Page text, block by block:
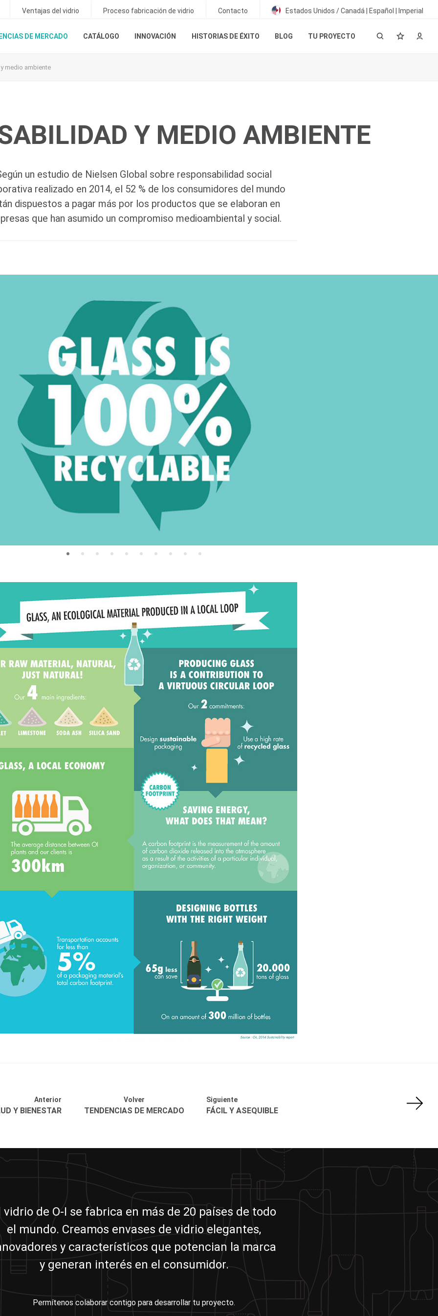
Ventajas del vidrio Proceso fabricación de vidrio Contacto Estados Unidos / Canadá | Español | Imperial
DE MERCADO CATÁLOGO INNOVACIÓN HISTORIAS DE ÉXITO BLOG TU PROYECTO
medio ambiente
Y MEDIO AMBIENTE
un estudio de Nielsen Global sobre responsabilidad social
realizado en 2014, el 52 % de los consumidores del mundo
dispuestos a pagar más por los productos que se elaboran en
que han asumido un compromiso medioambiental y social.
Anterior
Y BIENESTAR
Volver
TENDENCIAS DE MERCADO
Siguiente
FÁCIL Y ASEQUIBLE
vidrio de O-I se fabrica en más de 20 países de todo
el mundo. Creamos envases de vidrio elegantes,
y característicos que potencian la marca
y generan interés en el consumidor.
Permítenos colaborar contigo para desarrollar tu proyecto.